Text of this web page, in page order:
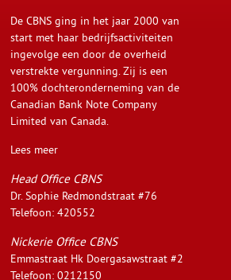
De CBNS ging in het jaar 2000 van
start met haar bedrijfsactiviteiten
ingevolge een door de overheid
verstrekte vergunning. Zij is een
100% dochteronderneming van de
Canadian Bank Note Company
Limited van Canada.
Lees meer
Head Office CBNS
Dr. Sophie Redmondstraat #76
Telefoon: 420552
Nickerie Office CBNS
Emmastraat Hk Doergasawstraat #2
Telefoon: 0212150